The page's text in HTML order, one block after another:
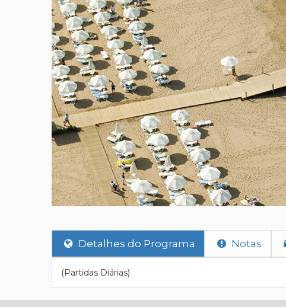
Detalhes do Programa Notas
(Partidas Diárias)